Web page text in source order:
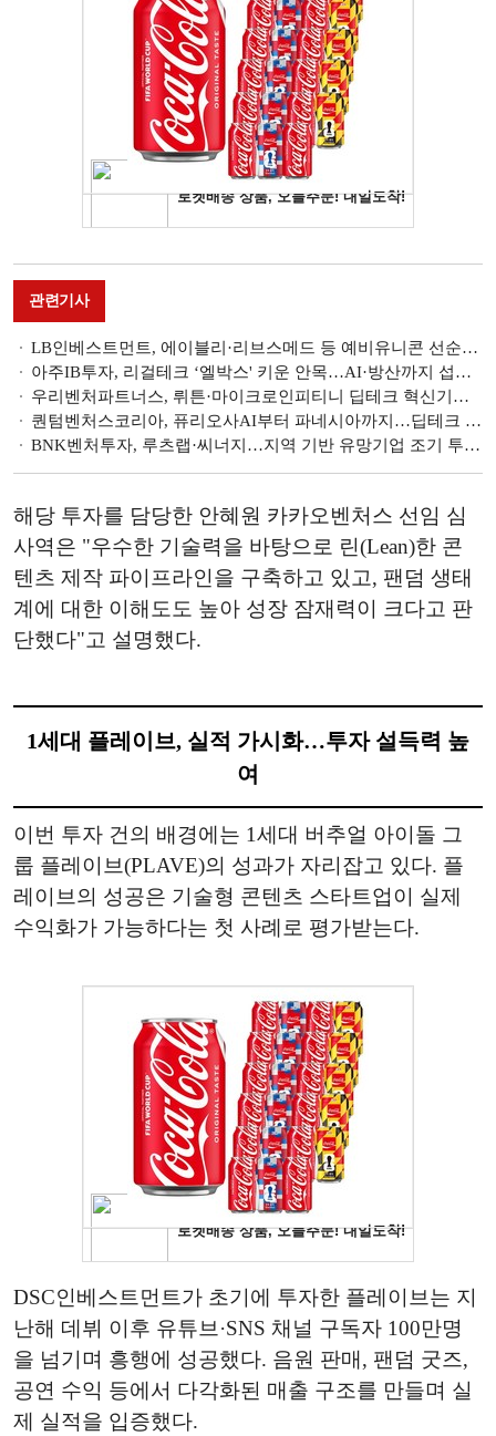
관련기사
LB인베스트먼트, 에이블리·리브스메드 등 예비유니콘 선순환 투자 [예비 유니콘 키우는 VC]
아주IB투자, 리걸테크 ‘엘박스' 키운 안목…AI·방산까지 섭렵 [예비 유니콘 키우는 VC]
우리벤처파트너스, 뤼튼·마이크로인피티니 딥테크 혁신기업 발굴 [예비 유니콘 키우는 VC]
퀀텀벤처스코리아, 퓨리오사AI부터 파네시아까지…딥테크 정조준 [예비 유니콘 키우는 VC]
BNK벤처투자, 루츠랩·씨너지…지역 기반 유망기업 조기 투자 [예비 유니콘 키우는 VC]
해당 투자를 담당한 안혜원 카카오벤처스 선임 심
사역은 "우수한 기술력을 바탕으로 린(Lean)한 콘
텐츠 제작 파이프라인을 구축하고 있고, 팬덤 생태
계에 대한 이해도도 높아 성장 잠재력이 크다고 판
단했다"고 설명했다.
1세대 플레이브, 실적 가시화…투자 설득력 높
여
이번 투자 건의 배경에는 1세대 버추얼 아이돌 그
룹 플레이브(PLAVE)의 성과가 자리잡고 있다. 플
레이브의 성공은 기술형 콘텐츠 스타트업이 실제
수익화가 가능하다는 첫 사례로 평가받는다.
DSC인베스트먼트가 초기에 투자한 플레이브는 지
난해 데뷔 이후 유튜브·SNS 채널 구독자 100만명
을 넘기며 흥행에 성공했다. 음원 판매, 팬덤 굿즈,
공연 수익 등에서 다각화된 매출 구조를 만들며 실
제 실적을 입증했다.